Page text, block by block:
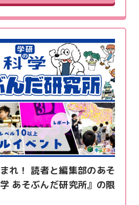
れ！ 読者と編集部のあそ
あそぶんだ研究所』の限